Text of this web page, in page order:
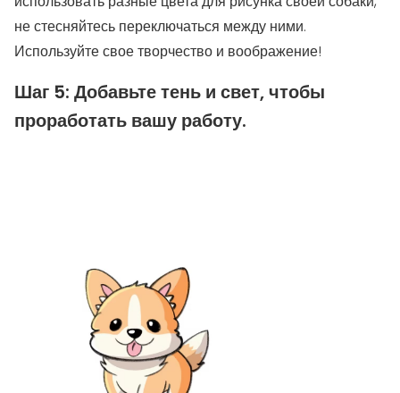
не стесняйтесь переключаться между ними.
Используйте свое творчество и воображение!
Шаг 5: Добавьте тень и свет, чтобы
проработать вашу работу.